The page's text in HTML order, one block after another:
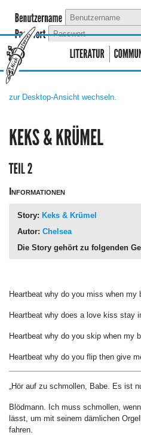
zur Desktop-Ansicht wechseln.
Informationen
Story: Keks & Krümel
Autor: Chelsea
Die Story gehört zu folgenden
Heartbeat why do you miss when my
Heartbeat why does a love kiss stay
Heartbeat why do you skip when my
Heartbeat why do you flip then give
„Hör auf zu schmollen, Babe. Es ist
Blödmann. Ich muss schmollen,
lässt, um mit seinem dämlichen
fahren.